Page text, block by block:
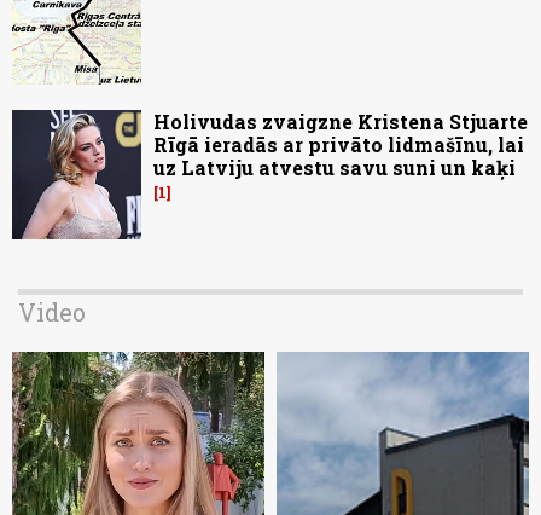
Holivudas zvaigzne Kristena Stjuarte
Rīgā ieradās ar privāto lidmašīnu, lai
uz Latviju atvestu savu suni un kaķi
1
Video